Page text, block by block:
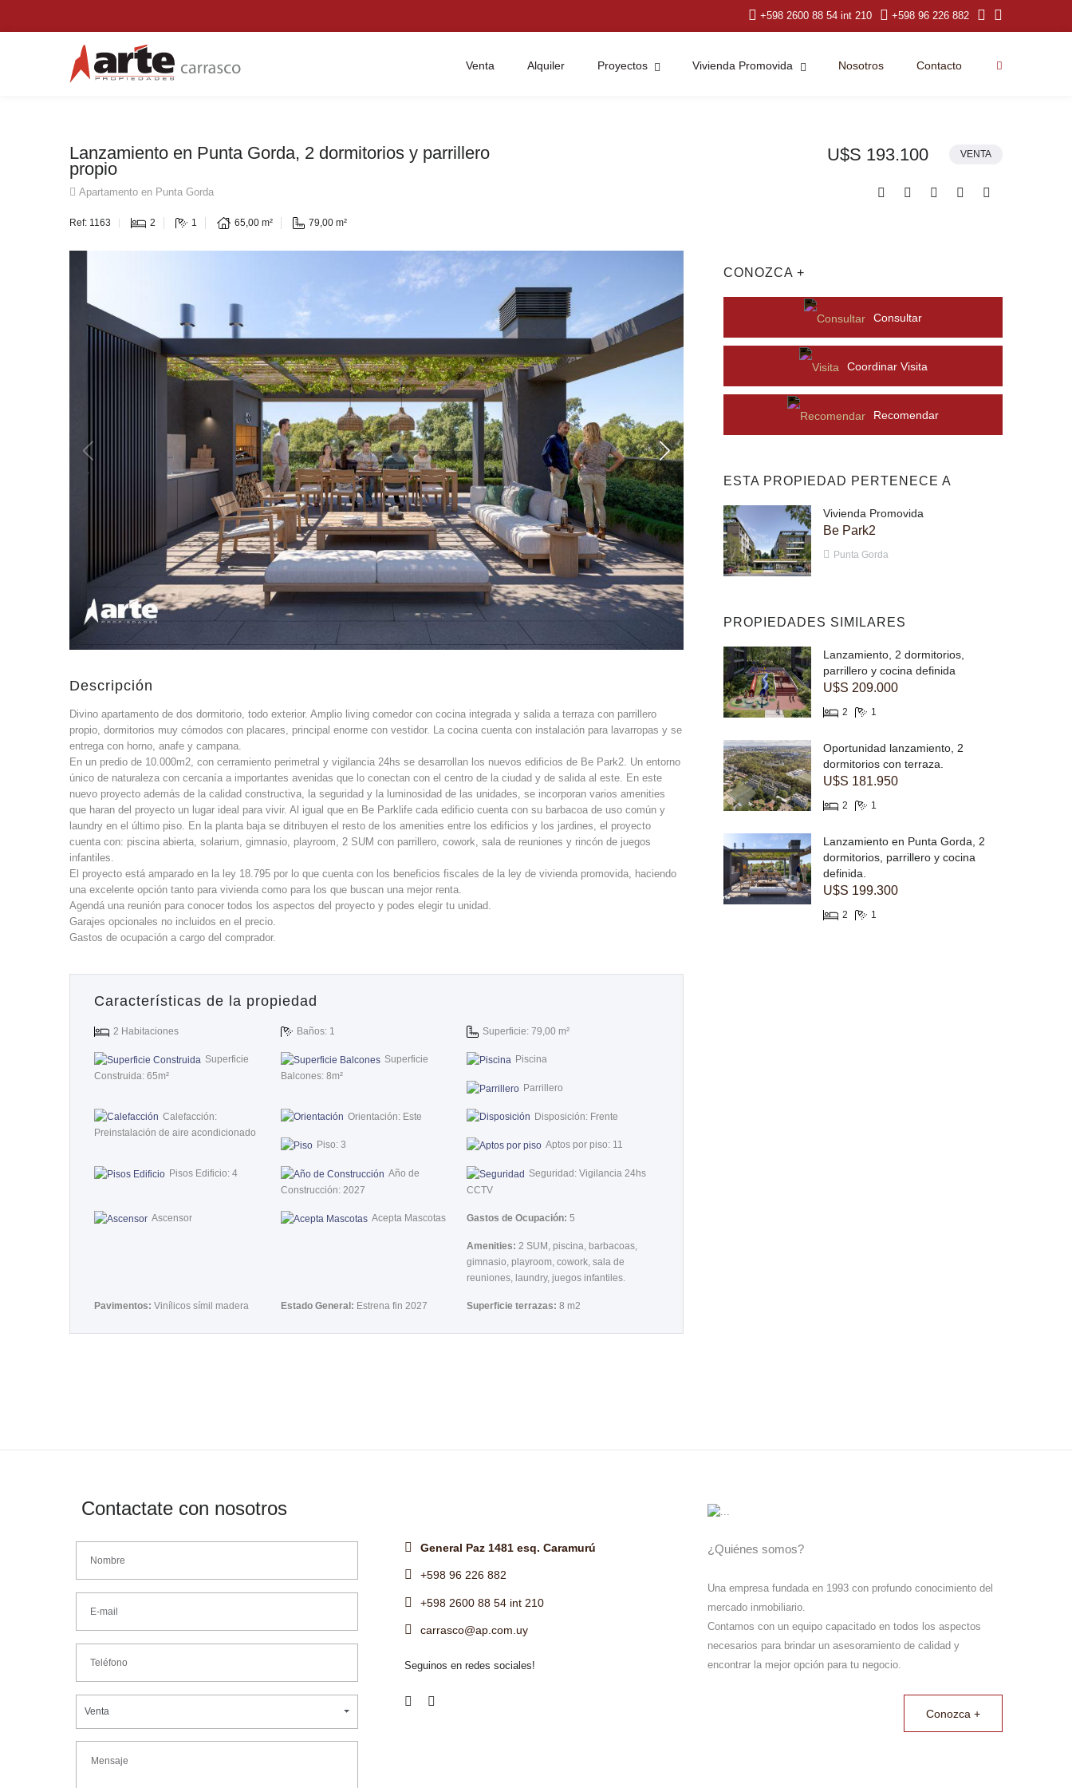
+598 96 226 882
+598 2600 88 54 int 210
Venta Alquiler Proyectos Vivienda Promovida Nosotros Contacto
Lanzamiento en Punta Gorda, 2 dormitorios y parrillero
propio
Apartamento en Punta Gorda
Ref: 1163 2 1 65,00 m² 79,00 m²
U$S 193.100 VENTA
Descripción
Divino apartamento de dos dormitorio, todo exterior. Amplio living comedor con cocina integrada y salida a terraza con parrillero
propio, dormitorios muy cómodos con placares, principal enorme con vestidor. La cocina cuenta con instalación para lavarropas y se
entrega con horno, anafe y campana.
En un predio de 10.000m2, con cerramiento perimetral y vigilancia 24hs se desarrollan los nuevos edificios de Be Park2. Un entorno
único de naturaleza con cercanía a importantes avenidas que lo conectan con el centro de la ciudad y de salida al este. En este
nuevo proyecto además de la calidad constructiva, la seguridad y la luminosidad de las unidades, se incorporan varios amenities
que haran del proyecto un lugar ideal para vivir. Al igual que en Be Parklife cada edificio cuenta con su barbacoa de uso común y
laundry en el último piso. En la planta baja se ditribuyen el resto de los amenities entre los edificios y los jardines, el proyecto
cuenta con: piscina abierta, solarium, gimnasio, playroom, 2 SUM con parrillero, cowork, sala de reuniones y rincón de juegos
infantiles.
El proyecto está amparado en la ley 18.795 por lo que cuenta con los beneficios fiscales de la ley de vivienda promovida, haciendo
una excelente opción tanto para vivienda como para los que buscan una mejor renta.
Agendá una reunión para conocer todos los aspectos del proyecto y podes elegir tu unidad.
Garajes opcionales no incluidos en el precio.
Gastos de ocupación a cargo del comprador.
Características de la propiedad
2 Habitaciones Baños: 1 Superficie: 79,00 m²
Superficie
Construida: 65m²
Superficie
Balcones: 8m²
Piscina
Parrillero
Calefacción:
Preinstalación de aire acondicionado
Orientación: Este Disposición: Frente
Piso: 3 Aptos por piso: 11
Pisos Edificio: 4
Año de
Construcción: 2027
Seguridad: Vigilancia 24hs
CCTV
Ascensor Acepta Mascotas Gastos de Ocupación:5
Amenities:2 SUM, piscina, barbacoas,
gimnasio, playroom, cowork, sala de
reuniones, laundry, juegos infantiles.
Pavimentos: Vinílicos símil madera Estado General: Estrena fin 2027 Superficie terrazas:8 m2
CONOZCA +
Consultar
Coordinar Visita
Recomendar
ESTA PROPIEDAD PERTENECE A
Vivienda Promovida
Be Park2
Punta Gorda
PROPIEDADES SIMILARES
Lanzamiento, 2 dormitorios,
parrillero y cocina definida
U$S 209.000
2 1
Oportunidad lanzamiento, 2
dormitorios con terraza.
U$S 181.950
2 1
Lanzamiento en Punta Gorda, 2
dormitorios, parrillero y cocina
definida.
U$S 199.300
2 1
Contactate con nosotros
Venta
General Paz 1481 esq. Caramurú
+598 96 226 882
+598 2600 88 54 int 210
carrasco@ap.com.uy
Seguinos en redes sociales!
¿Quiénes somos?
Una empresa fundada en 1993 con profundo conocimiento del
mercado inmobiliario.
Contamos con un equipo capacitado en todos los aspectos
necesarios para brindar un asesoramiento de calidad y
encontrar la mejor opción para tu negocio.
Conozca +